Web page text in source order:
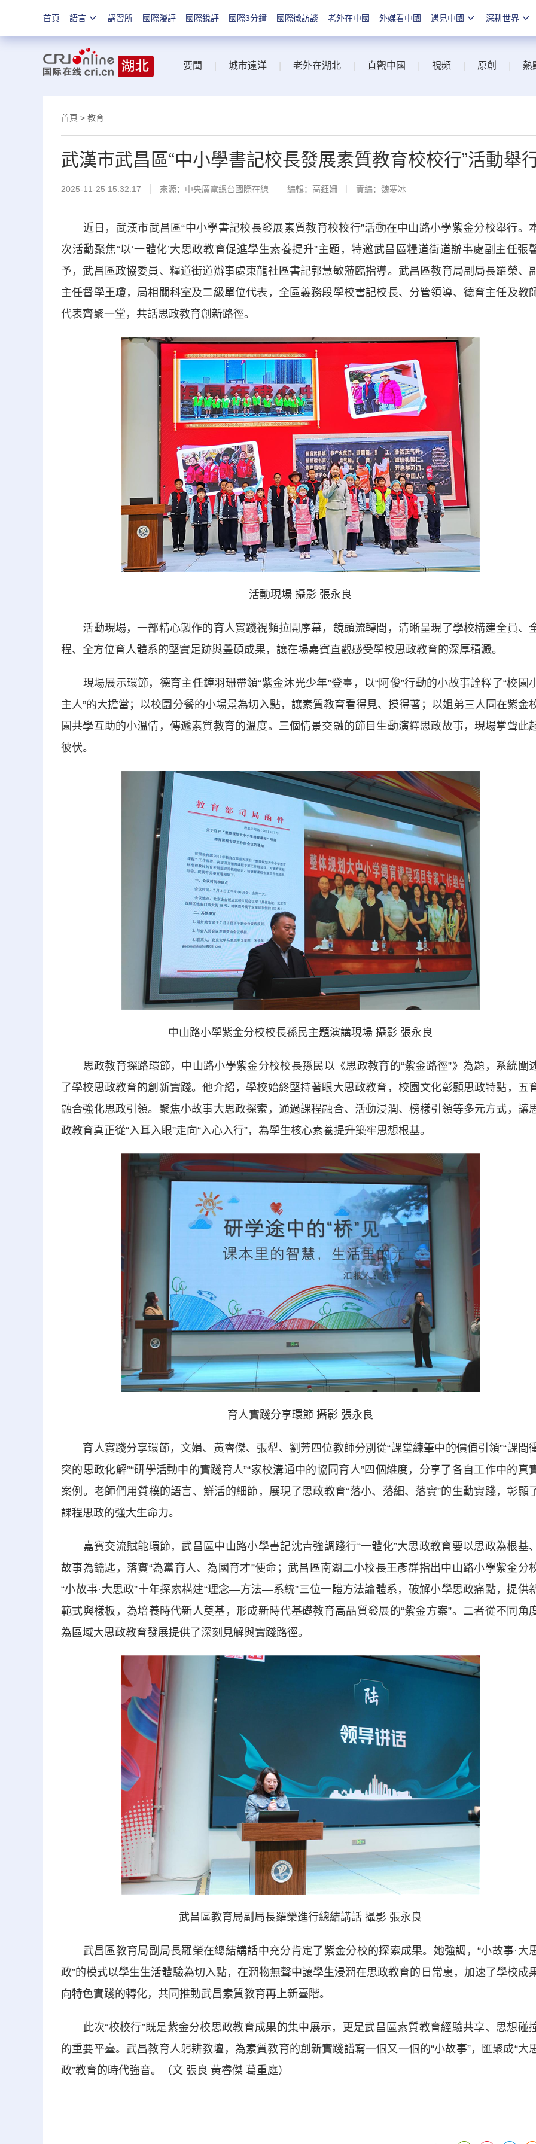
首頁 語言 講習所 國際漫評 國際銳評 國際3分鐘 國際微訪談 老外在中國 外媒看中國 遇見中國 深耕世界
要聞 城市遠洋 老外在湖北 直觀中國 視頻 原創 熱
首頁 > 教育
武漢市武昌區“中小學書記校長發展素質教育校校行”活動舉
2025-11-25 15:32:17 來源：中央廣電總台國際在線 編輯：高鈺姍 責編：魏寒冰
近日，武漢市武昌區“中小學書記校長發展素質教育校校行”活動在中山路小學紫金分校舉行。
次活動聚焦“以‘一體化’大思政教育促進學生素養提升”主題，特邀武昌區糧道街道辦事處副主任張
予，武昌區政協委員、糧道街道辦事處東龍社區書記郭慧敏蒞臨指導。武昌區教育局副局長羅榮、
主任督學王瓊，局相關科室及二級單位代表，全區義務段學校書記校長、分管領導、德育主任及教
代表齊聚一堂，共話思政教育創新路徑。
活動現場 攝影 張永良
活動現場，一部精心製作的育人實踐視頻拉開序幕，鏡頭流轉間，清晰呈現了學校構建全員、
程、全方位育人體系的堅實足跡與豐碩成果，讓在場嘉賓直觀感受學校思政教育的深厚積澱。
現場展示環節，德育主任鐘羽珊帶領“紫金沐光少年”登臺，以“阿俊”行動的小故事詮釋了“校園
主人”的大擔當；以校園分餐的小場景為切入點，讓素質教育看得見、摸得著；以姐弟三人同在紫金
園共學互助的小溫情，傳遞素質教育的溫度。三個情景交融的節目生動演繹思政故事，現場掌聲此
彼伏。
中山路小學紫金分校校長孫民主題演講現場 攝影 張永良
思政教育探路環節，中山路小學紫金分校校長孫民以《思政教育的“紫金路徑”》為題，系統闡
了學校思政教育的創新實踐。他介紹，學校始終堅持著眼大思政教育，校園文化彰顯思政特點，五
融合強化思政引領。聚焦小故事大思政探索，通過課程融合、活動浸潤、榜樣引領等多元方式，讓
政教育真正從“入耳入眼”走向“入心入行”，為學生核心素養提升築牢思想根基。
育人實踐分享環節 攝影 張永良
育人實踐分享環節，文娟、黃睿傑、張犁、劉芳四位教師分別從“課堂練筆中的價值引領”“課間
突的思政化解”“研學活動中的實踐育人”“家校溝通中的協同育人”四個維度，分享了各自工作中的真
案例。老師們用質樸的語言、鮮活的細節，展現了思政教育“落小、落細、落實”的生動實踐，彰顯
課程思政的強大生命力。
嘉賓交流賦能環節，武昌區中山路小學書記沈青強調踐行“一體化”大思政教育要以思政為根基
故事為鑰匙，落實“為黨育人、為國育才”使命；武昌區南湖二小校長王彥群指出中山路小學紫金分
“小故事·大思政”十年探索構建“理念—方法—系統”三位一體方法論體系，破解小學思政痛點，提供
範式與樣板，為培養時代新人奠基，形成新時代基礎教育高品質發展的“紫金方案”。二者從不同角
為區域大思政教育發展提供了深刻見解與實踐路徑。
武昌區教育局副局長羅榮進行總結講話 攝影 張永良
武昌區教育局副局長羅榮在總結講話中充分肯定了紫金分校的探索成果。她強調，“小故事·大
政”的模式以學生生活體驗為切入點，在潤物無聲中讓學生浸潤在思政教育的日常裏，加速了學校成
向特色實踐的轉化，共同推動武昌素質教育再上新臺階。
此次“校校行”既是紫金分校思政教育成果的集中展示，更是武昌區素質教育經驗共享、思想碰
的重要平臺。武昌教育人躬耕教壇，為素質教育的創新實踐譜寫一個又一個的“小故事”，匯聚成“大
政”教育的時代強音。（文 張良 黃睿傑 葛重庭）